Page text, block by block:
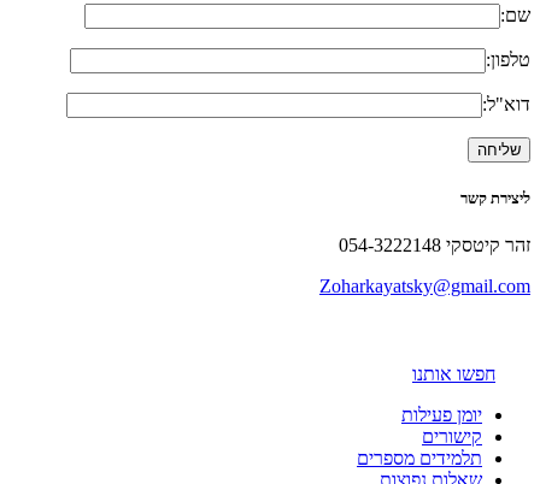
שם:
טלפון:
דוא"ל:
ליצירת קשר
זהר קיטסקי 054-3222148
Zoharkayatsky@gmail.com
חפשו אותנו
יומן פעילות
קישורים
תלמידים מספרים